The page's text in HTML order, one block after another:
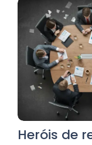
Heróis de